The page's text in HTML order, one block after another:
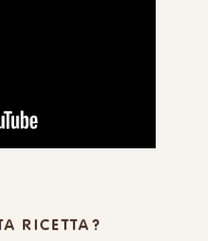
RICETTA?